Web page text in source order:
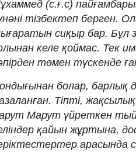
(с.ғ.с)
тізбектеп берген.
сиқыр бар. Бұл
келе қоймас. Тек
төмен түскенде
болар, барлық
Тіпті,
Марут үйреткен
қайын жұртына,
арасында